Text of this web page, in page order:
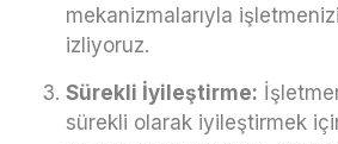
mekanizmalarıyla
izliyoruz.
Sürekli İyileştirme:
sürekli olarak iyileştirmek